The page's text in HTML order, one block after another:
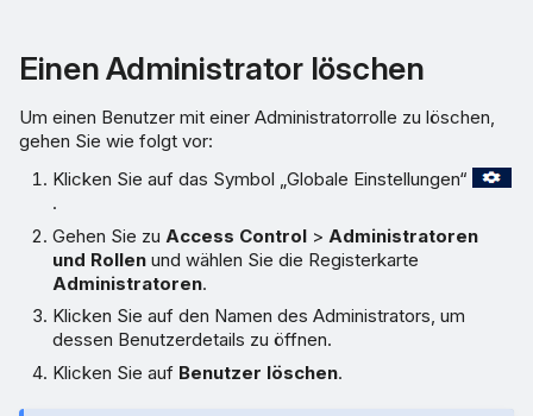
Einen Administrator löschen
Um einen Benutzer mit einer Administratorrolle zu löschen,
gehen Sie wie folgt vor:
Klicken Sie auf das Symbol „Globale Einstellungen“
.
Gehen Sie zu Access Control > Administratoren
und Rollen und wählen Sie die Registerkarte
Administratoren.
Klicken Sie auf den Namen des Administrators, um
dessen Benutzerdetails zu öffnen.
Klicken Sie auf Benutzer löschen.